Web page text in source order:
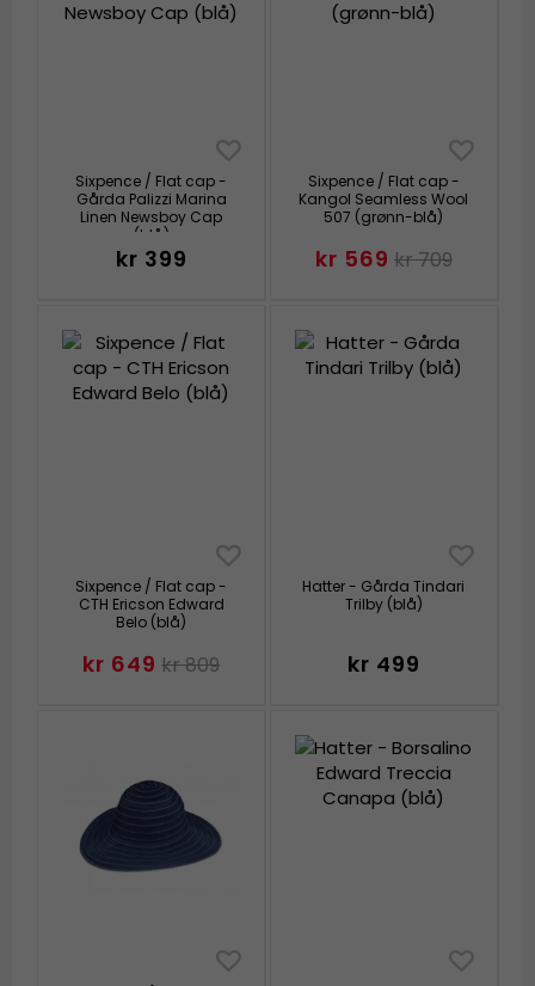
Sixpence / Flat cap -
Gårda Palizzi Marina
Linen Newsboy Cap
(blå)
kr 399
Sixpence / Flat cap -
Kangol Seamless Wool
507 (grønn-blå)
kr 569 kr 709
Sixpence / Flat cap -
CTH Ericson Edward
Belo (blå)
kr 649 kr 809
Hatter - Gårda Tindari
Trilby (blå)
kr 499